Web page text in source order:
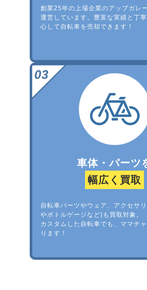
創業25年の上場企業のアップガレ
運営しています。豊富な実績と丁
心して自転車を売却できます！
車体・パーツ
幅広く買取
自転車パーツやウェア、アクセサ
やボトルゲージなど)も買取対象。
カスタムした自転車でも、ママチ
ります！